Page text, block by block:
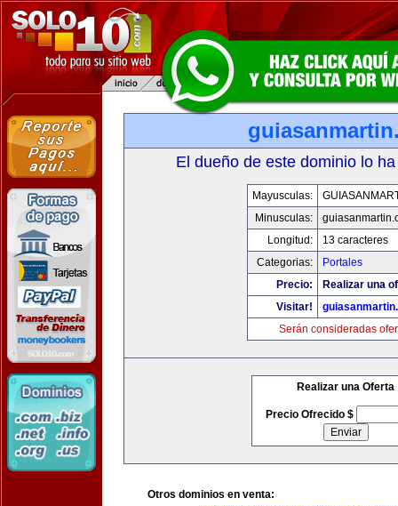
El dueño de este dominio lo
Mayusculas:
Minusculas:
Longitud:
13 caracteres
Categorias:
Portales
Precio:
Realizar una
Visitar!
Serán consideradas
Realizar una Oferta
Precio Ofrecido $
Otros dominios en venta: